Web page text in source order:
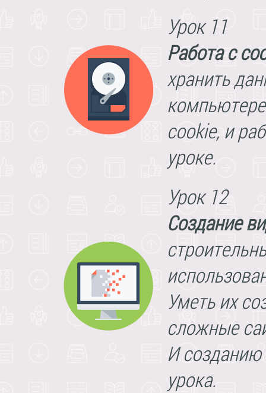
Урок 11
Работа с
хранить
cookie, и
уроке.
Урок 12
Создание
Уметь их
сложные
И созданию
урока.